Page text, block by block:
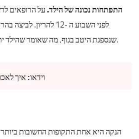
התפתחות נכונה של הילד. על הרופאים
לפני השבוע ה -12
שנספגת היטב בגוף, מה שאומר שהילד יתפתח בהתאם למונח.
וידאו: איך
הנקה היא אחת התקופות החשובות